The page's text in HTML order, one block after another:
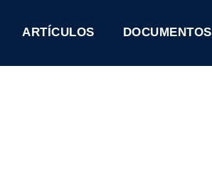
ARTÍCULOS DOCUMENTOS